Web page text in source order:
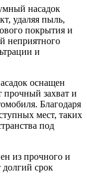
насадок
удаляя пыль,
покрытия и
неприятного
и
оснащен
прочный захват и
Благодаря
мест, таких
под
из прочного и
долгий срок